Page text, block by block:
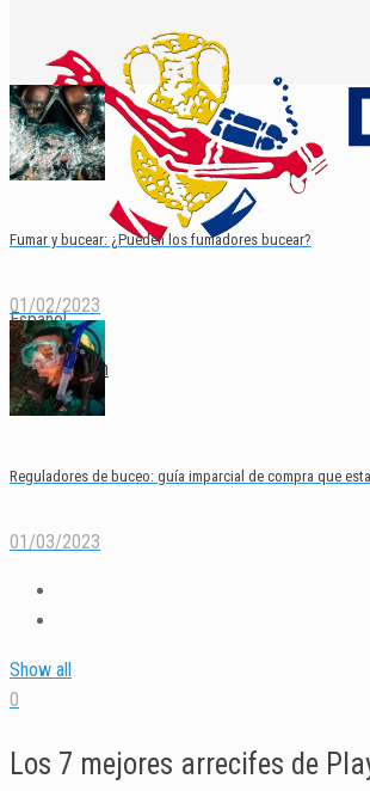
Español
English
Fumar y bucear: ¿Pueden los fumadores bucear?
01/02/2023
Reguladores de buceo: guía imparcial de compra que
01/03/2023
Show all
0
Los 7 mejores arrecifes de